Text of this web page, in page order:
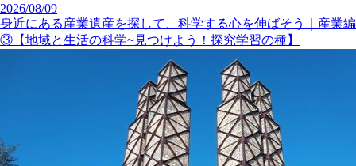
2026/08/09
身近にある産業遺産を探して、科学する心を伸ばそう｜産業編
③【地域と生活の科学~見つけよう！探究学習の種】